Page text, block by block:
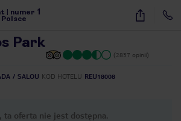
numer 1
Polsce
38
Park
(2837 opinii)
SALOU KOD HOTELU REU18008
ta oferta nie jest dostępna.